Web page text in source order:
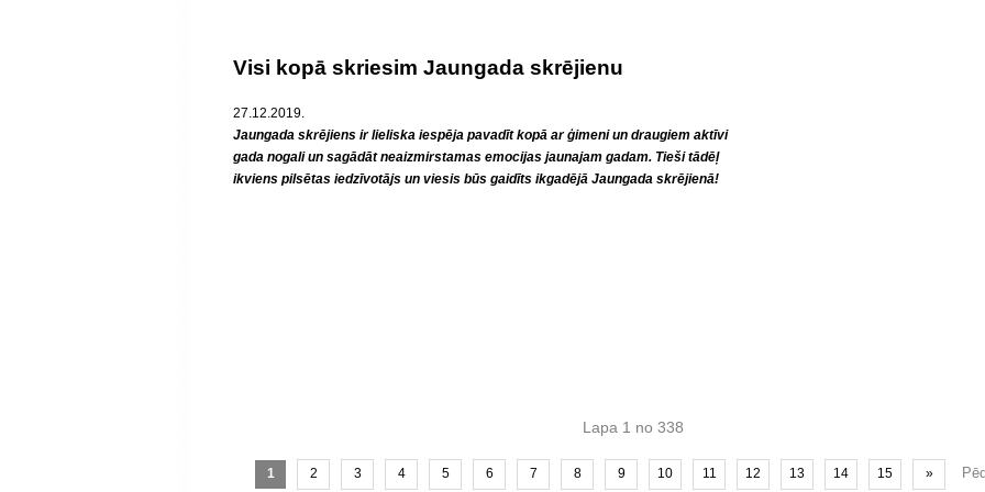
Visi kopā skriesim Jaungada skrējienu
27.12.2019.
Jaungada skrējiens ir lieliska iespēja pavadīt kopā ar ģimeni un draugiem aktīvi
gada nogali un sagādāt neaizmirstamas emocijas jaunajam gadam. Tieši tādēļ
ikviens pilsētas iedzīvotājs un viesis būs gaidīts ikgadējā Jaungada skrējienā!
Lapa 1 no 338
1 2 3 4 5 6 7 8 9 10 11 12 13 14 15 »